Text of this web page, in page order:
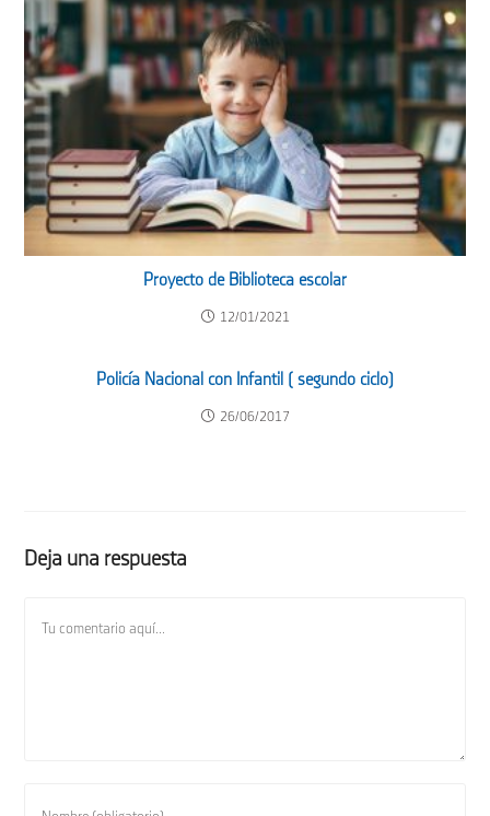
Proyecto de Biblioteca escolar
12/01/2021
Policía Nacional con Infantil ( segundo ciclo)
26/06/2017
Deja una respuesta